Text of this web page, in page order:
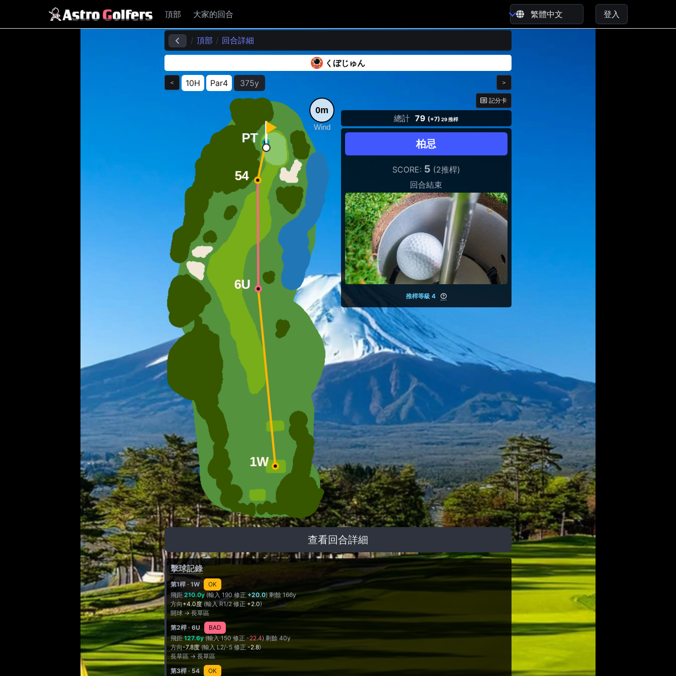
頂部 大家的回合 登入
頂部 回合詳細
くぼじゅん
＜ 10H Par4 375y ＞
0m
Wind
記分卡
總計 79 (+7) 29 推桿
柏忌
SCORE: 5 (2推桿)
回合結束
推桿等級 4
查看回合詳細
擊球記錄
第1桿 · 1W
OK
飛距210.0y (輸入 190 修正 +20.0) 剩餘 166y
方向 +4.0度 (輸入 R1/2 修正 +2.0)
開球 → 長草區
第2桿 · 6U
BAD
飛距127.6y(輸入 150 修正-22.4) 剩餘 40y
方向-7.8度(輸入 L2/-5 修正-2.8)
長草區 → 長草區
第3桿 · 54 OK